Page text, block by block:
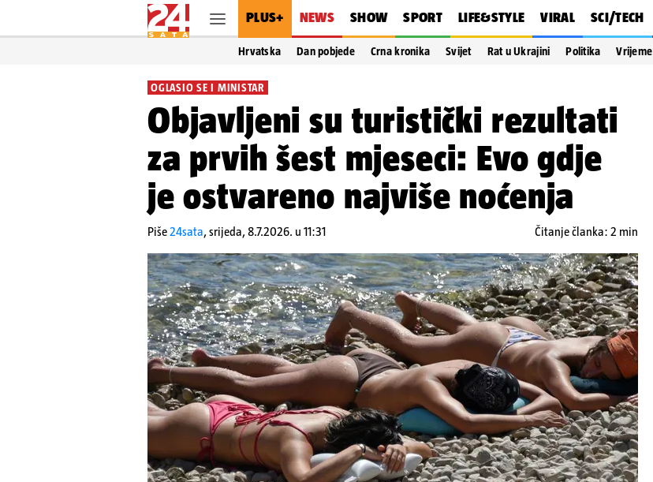
PLUS+ NEWS SHOW SPORT LIFE&STYLE VIRAL SCI/TECH
Hrvatska Dan pobjede Crna kronika Svijet Rat u Ukrajini Politika Vrijeme
OGLASIO SE I MINISTAR
Objavljeni su turistički rezultati
za prvih šest mjeseci: Evo gdje
je ostvareno najviše noćenja
Piše24sata,srijeda, 8.7.2026. u 11:31 Čitanje članka: 2 min